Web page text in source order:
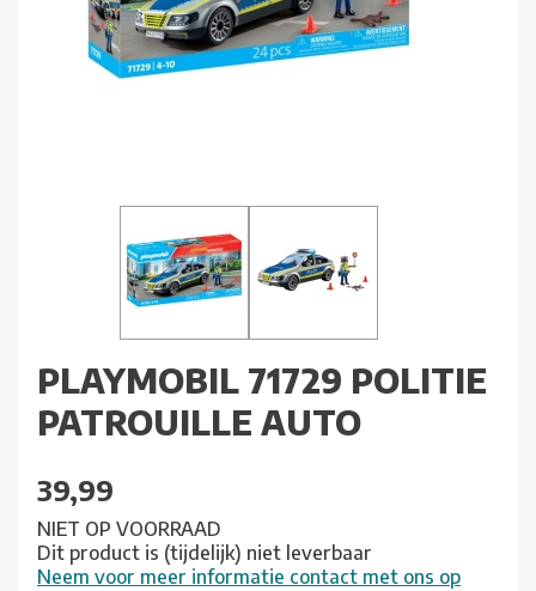
PLAYMOBIL 71729 POLITIE
PATROUILLE AUTO
39,99
NIET OP VOORRAAD
Dit product is (tijdelijk) niet leverbaar
Neem voor meer informatie contact met ons op